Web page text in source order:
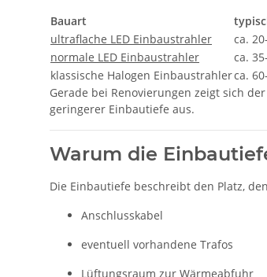
Bauart
ultraflache LED Einbaustrahler
ca.
normale LED Einbaustrahler
ca.
klassische Halogen Einbaustrahlerca.
Gerade bei Renovierungen zeigt sich
geringerer Einbautiefe aus.
Warum die
Die Einbautiefe beschreibt den Platz,
Anschlusskabel
eventuell vorhandene Trafos
Lüftungsraum zur Wärmeabfuhr